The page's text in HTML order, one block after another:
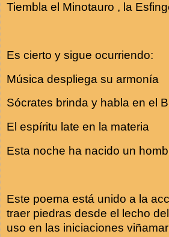
Tiembla el Minotauro , la
Es cierto y sigue ocurriendo:
Música despliega su armonía
Sócrates brinda y habla en el
El espíritu late en la materia
Esta noche ha nacido un
Este poema está unido a la
traer piedras desde el lecho
uso en las iniciaciones